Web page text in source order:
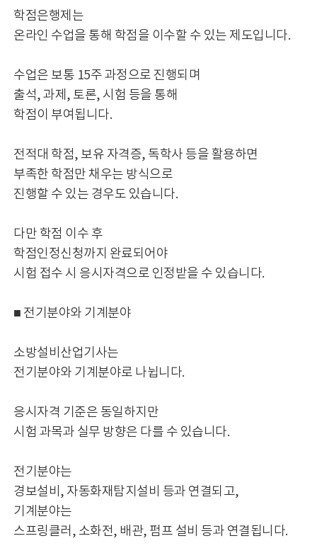
학점은행제는
온라인 수업을 통해 학점을 이수할 수 있는 제도입니다.
수업은 보통 15주 과정으로 진행되며
출석, 과제, 토론, 시험 등을 통해
학점이 부여됩니다.
전적대 학점, 보유 자격증, 독학사 등을 활용하면
부족한 학점만 채우는 방식으로
진행할 수 있는 경우도 있습니다.
다만 학점 이수 후
학점인정신청까지 완료되어야
시험 접수 시 응시자격으로 인정받을 수 있습니다.
■ 전기분야와 기계분야
소방설비산업기사는
전기분야와 기계분야로 나뉩니다.
응시자격 기준은 동일하지만
시험 과목과 실무 방향은 다를 수 있습니다.
전기분야는
경보설비, 자동화재탐지설비 등과 연결되고,
기계분야는
스프링클러, 소화전, 배관, 펌프 설비 등과 연결됩니다.